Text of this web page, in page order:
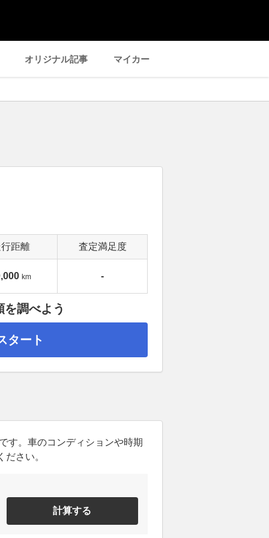
オリジナル記事 マイカー
距離 査定満足度
km -
調べよう
タート
す。車のコンディションや時期
さい。
計算する